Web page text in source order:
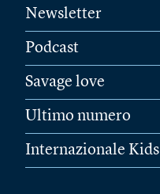
Newsletter
Podcast
Savage love
Ultimo numero
Internazionale Kids